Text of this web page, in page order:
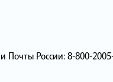
Почты России: 8-800-